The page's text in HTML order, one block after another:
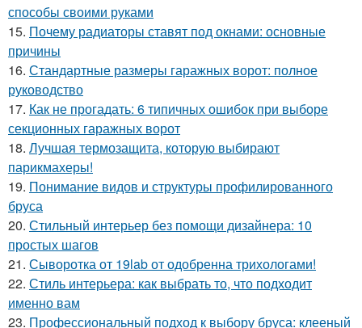
способы своими руками
15. Почему радиаторы ставят под окнами: основные
причины
16. Стандартные размеры гаражных ворот: полное
руководство
17. Как не прогадать: 6 типичных ошибок при выборе
секционных гаражных ворот
18. Лучшая термозащита, которую выбирают
парикмахеры!
19. Понимание видов и структуры профилированного
бруса
20. Стильный интерьер без помощи дизайнера: 10
простых шагов
21. Сыворотка от 19lab от одобренна трихологами!
22. Стиль интерьера: как выбрать то, что подходит
именно вам
23. Профессиональный подход к выбору бруса: клееный